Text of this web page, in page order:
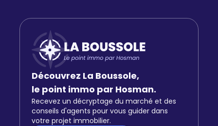
Découvrez La Boussole,
le point immo par Hosman.
Recevez un décryptage du marché et des
conseils d'agents pour vous guider dans
votre projet immobilier.